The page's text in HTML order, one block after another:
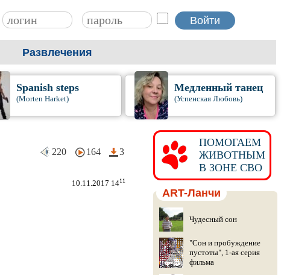
Развлечения
Spanish steps
(Morten Harket)
Медленный танец
(Успенская Любовь)
220 164 3
10.11.2017 1411
ПОМОГАЕМ
ЖИВОТНЫМ
В ЗОНЕ СВО
ART-Ланчи
Чудесный сон
"Сон и пробуждение
пустоты", 1-ая серия
фильма